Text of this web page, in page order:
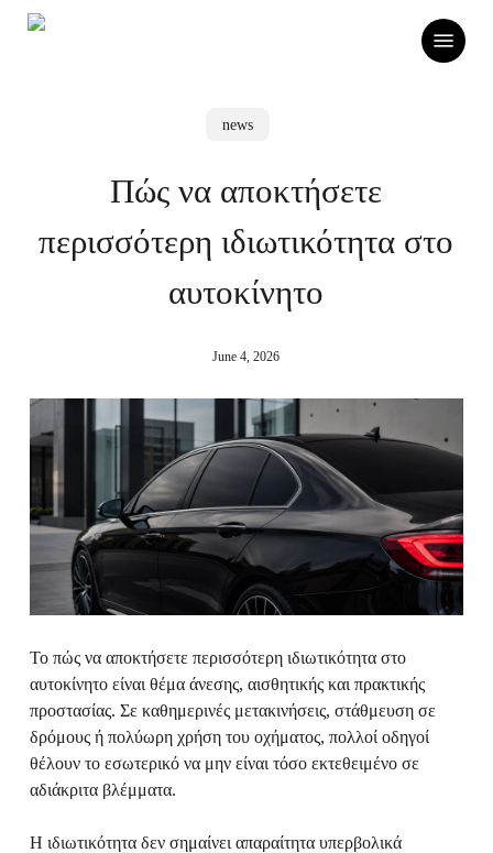
Menu
news
Πώς να αποκτήσετε
περισσότερη ιδιωτικότητα στο
αυτοκίνητο
June 4, 2026
Το πώς να αποκτήσετε περισσότερη ιδιωτικότητα στο
αυτοκίνητο είναι θέμα άνεσης, αισθητικής και πρακτικής
προστασίας. Σε καθημερινές μετακινήσεις, στάθμευση σε
δρόμους ή πολύωρη χρήση του οχήματος, πολλοί οδηγοί
θέλουν το εσωτερικό να μην είναι τόσο εκτεθειμένο σε
αδιάκριτα βλέμματα.
Η ιδιωτικότητα δεν σημαίνει απαραίτητα υπερβολικά